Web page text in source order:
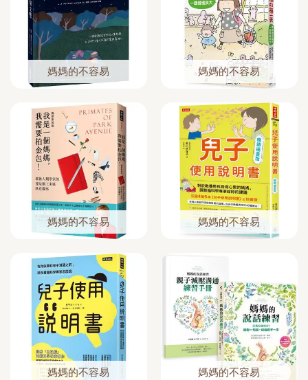
媽媽的不容易 媽媽的不容易
媽媽的不容易 媽媽的不容易
媽媽的不容易 媽媽的不容易